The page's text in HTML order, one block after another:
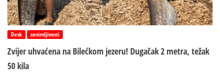
Desk zanimljivosti
Zvijer uhvaćena na Bilećkom jezeru! Dugačak 2 metra, težak
50 kila